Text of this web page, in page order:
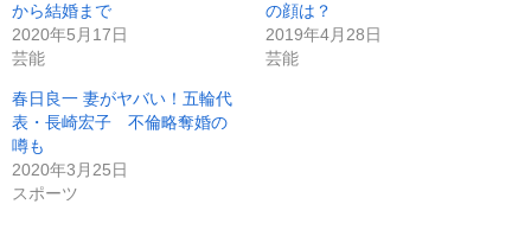
から結婚まで
2020年5月17日
芸能
の顔は？
2019年4月28日
芸能
春日良一 妻がヤバい！五輪代
表・長崎宏子 不倫略奪婚の
噂も
2020年3月25日
スポーツ